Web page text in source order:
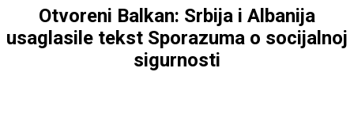
Otvoreni Balkan: Srbija i Albanija
usaglasile tekst Sporazuma o socijalnoj
sigurnosti